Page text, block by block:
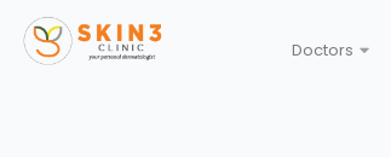
Doctors